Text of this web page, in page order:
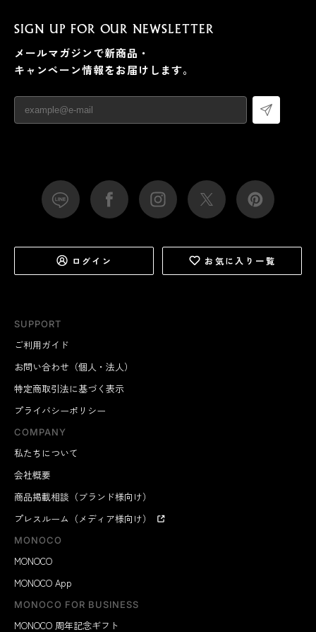
SUPPORT
ご利用ガイド
お問い合わせ（個人・法人）
特定商取引法に基づく表示
プライバシーポリシー
COMPANY
私たちについて
会社概要
商品掲載相談（ブランド様向け）
プレスルーム（メディア様向け）
MONOCO
MONOCO
MONOCO App
MONOCO FOR BUSINESS
MONOCO 周年記念ギフト
SIGN UP FOR OUR NEWSLETTER
メールマガジンで新商品・
キャンペーン情報をお届けします。
ログイン お気に入り一覧